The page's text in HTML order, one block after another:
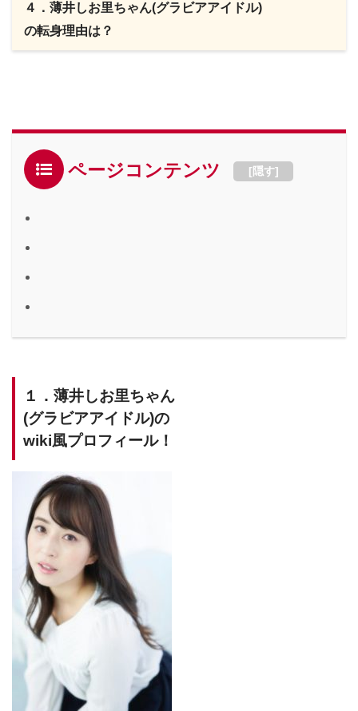
４．薄井しお里ちゃん(グラビアアイドル)
の転身理由は？
ページコンテンツ [隠す]
１．薄井しお里ちゃん
(グラビアアイドル)の
wiki風プロフィール！